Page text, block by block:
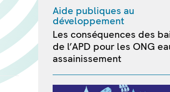
Aide publiques au
développement
Les conséquences des
de l’APD pour les ONG
assainissement